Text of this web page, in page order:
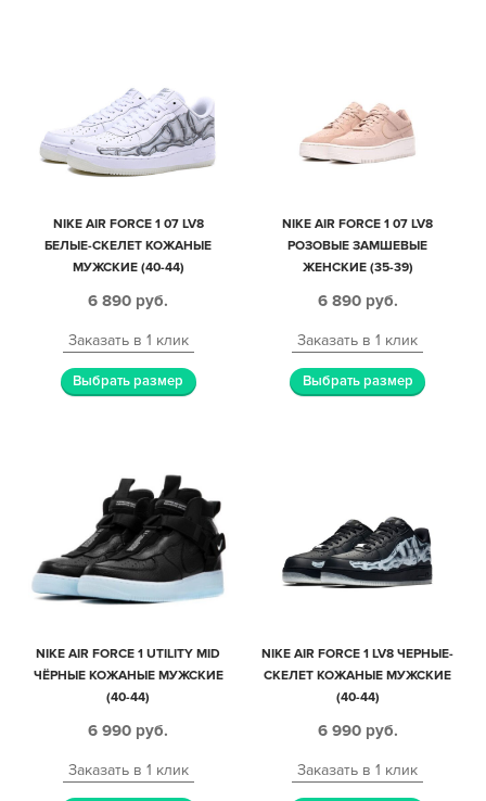
NIKE AIR FORCE 1 07 LV8
БЕЛЫЕ-СКЕЛЕТ КОЖАНЫЕ
МУЖСКИЕ (40-44)
6 890 руб.
Заказать в 1 клик
Выбрать размер
NIKE AIR FORCE 1 07 LV8
РОЗОВЫЕ ЗАМШЕВЫЕ
ЖЕНСКИЕ (35-39)
6 890 руб.
Заказать в 1 клик
Выбрать размер
NIKE AIR FORCE 1 UTILITY MID
ЧЁРНЫЕ КОЖАНЫЕ МУЖСКИЕ
(40-44)
6 990 руб.
Заказать в 1 клик
NIKE AIR FORCE 1 LV8 ЧЕРНЫЕ-
СКЕЛЕТ КОЖАНЫЕ МУЖСКИЕ
(40-44)
6 990 руб.
Заказать в 1 клик